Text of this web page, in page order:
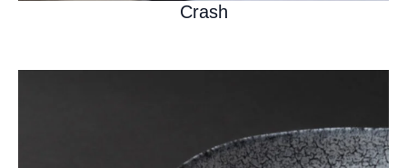
Crash